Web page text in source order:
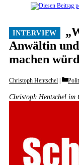
Anwältin
machen
Christoph Hentschel
Christoph Hentschel im